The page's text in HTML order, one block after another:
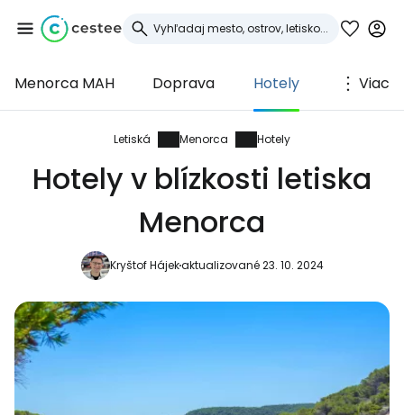
Menorca MAH Doprava Hotely Viac
Letiská Menorca Hotely
Hotely v blízkosti letiska
Menorca
Kryštof Hájekaktualizované 23. 10. 2024
Prihláste sa do
služby Cestee
... celosvetovej komunity cestovateľov
Pokračovať na Facebooku